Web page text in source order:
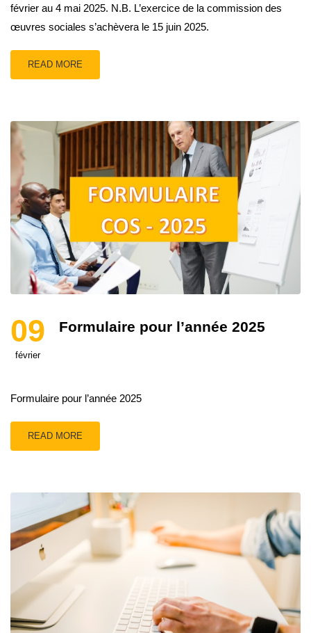
février au 4 mai 2025. N.B. L’exercice de la commission des
œuvres sociales s’achèvera le 15 juin 2025.
READ MORE
09
février
Formulaire pour l’année 2025
Formulaire pour l’année 2025
READ MORE